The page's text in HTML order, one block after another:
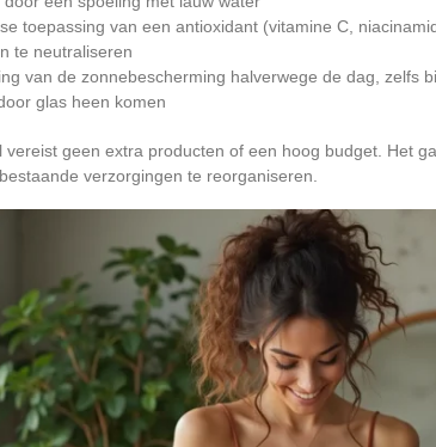
toepassing van een antioxidant (vitamine C,
te neutraliseren
van de zonnebescherming halverwege de dag, zelfs
glas heen komen
vereist geen extra producten of een hoog budget. Het
verzorgingen te reorganiseren.